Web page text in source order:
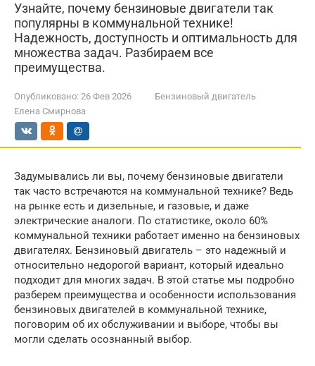
Узнайте, почему бензиновые двигатели так
популярны в коммунальной технике!
Надежность, доступность и оптимальность для
множества задач. Разбираем все
преимущества.
Опубликовано: 26 Фев 2026
Бензиновый двигатель
Елена Смирнова
Задумывались ли вы, почему бензиновые двигатели
так часто встречаются на коммунальной технике? Ведь
на рынке есть и дизельные, и газовые, и даже
электрические аналоги. По статистике, около 60%
коммунальной техники работает именно на бензиновых
двигателях. Бензиновый двигатель – это надежный и
относительно недорогой вариант, который идеально
подходит для многих задач. В этой статье мы подробно
разберем преимущества и особенности использования
бензиновых двигателей в коммунальной технике,
поговорим об их обслуживании и выборе, чтобы вы
могли сделать осознанный выбор.